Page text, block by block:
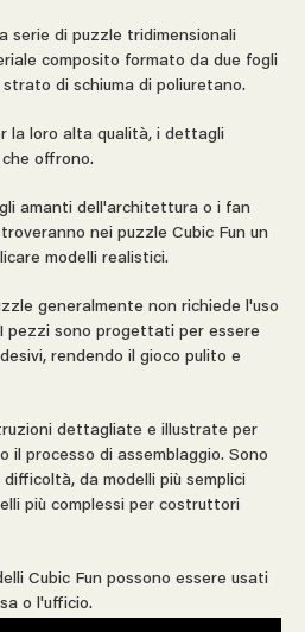
serie di puzzle tridimensionali
composito formato da due fogli
di schiuma di poliuretano.
la loro alta qualità, i dettagli
offrono.
amanti dell'architettura o i fan
nei puzzle Cubic Fun un
modelli realistici.
generalmente non richiede l'uso
pezzi sono progettati per essere
rendendo il gioco pulito e
dettagliate e illustrate per
il processo di assemblaggio. Sono
da modelli più semplici
più complessi per costruttori
Cubic Fun possono essere usati
o l'ufficio.